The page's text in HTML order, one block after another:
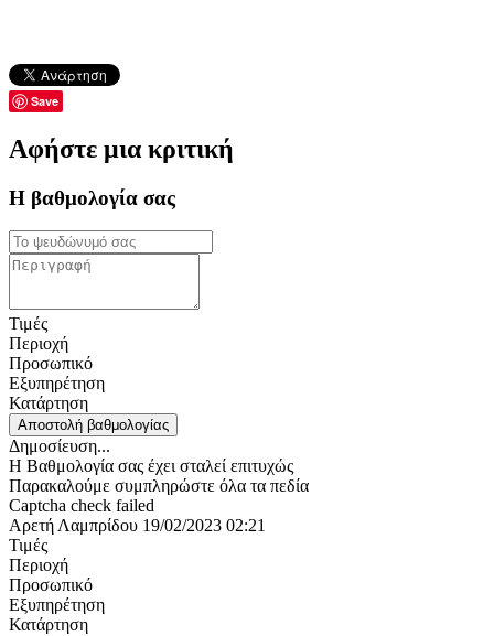
Save
Αφήστε μια κριτική
Η βαθμολογία σας
Τιμές
Περιοχή
Προσωπικό
Εξυπηρέτηση
Κατάρτηση
Αποστολή βαθμολογίας
Δημοσίευση...
Η Βαθμολογία σας έχει σταλεί επιτυχώς
Παρακαλούμε συμπληρώστε όλα τα πεδία
Captcha check failed
Αρετή Λαμπρίδου 19/02/2023 02:21
Τιμές
Περιοχή
Προσωπικό
Εξυπηρέτηση
Κατάρτηση